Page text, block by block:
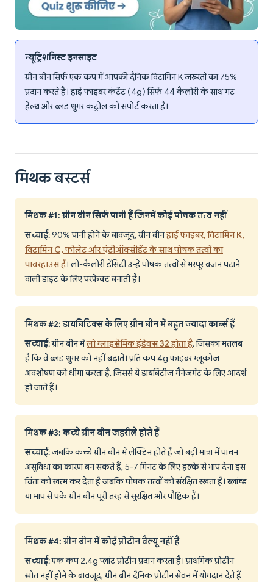
न्यूट्रिशनिस्ट इनसाइट
ग्रीन बीन सिर्फ एक कप में आपकी दैनिक विटामिन K जरूरतों का 75%
प्रदान करते हैं। हाई फाइबर कंटेंट (4g) सिर्फ 44 कैलोरी के साथ गट
हेल्थ और ब्लड शुगर कंट्रोल को सपोर्ट करता है।
मिथक बस्टर्स
मिथक #1: ग्रीन बीन सिर्फ पानी हैं जिनमें कोई पोषक तत्व नहीं
सच्चाई: 90% पानी होने के बावजूद, ग्रीन बीनहाई फाइबर, विटामिन K,
विटामिन C, फोलेट और एंटीऑक्सीडेंट के साथ पोषक तत्वों का
पावरहाउस हैं। लो-कैलोरी डेंसिटी उन्हें पोषक तत्वों से भरपूर वजन घटाने
वाली डाइट के लिए परफेक्ट बनाती है।
मिथक #2: डायबिटिक्स के लिए ग्रीन बीन में बहुत ज्यादा कार्ब्स हैं
सच्चाई: ग्रीन बीन मेंलो ग्लाइसेमिक इंडेक्स 32 होता है, जिसका मतलब
है कि वे ब्लड शुगर को नहीं बढ़ाते। प्रति कप 4g फाइबर ग्लूकोज
अवशोषण को धीमा करता है, जिससे ये डायबिटीज मैनेजमेंट के लिए आदर्श
हो जाते हैं।
मिथक #3: कच्चे ग्रीन बीन जहरीले होते हैं
सच्चाई: जबकि कच्चे ग्रीन बीन में लेक्टिन होते हैं जो बड़ी मात्रा में पाचन
असुविधा का कारण बन सकते हैं, 5-7 मिनट के लिए हल्के से भाप देना इस
चिंता को खत्म कर देता है जबकि पोषक तत्वों को संरक्षित रखता है। ब्लांच्ड
या भाप से पके ग्रीन बीन पूरी तरह से सुरक्षित और पौष्टिक हैं।
मिथक #4: ग्रीन बीन में कोई प्रोटीन वैल्यू नहीं है
सच्चाई: एक कप 2.4g प्लांट प्रोटीन प्रदान करता है। प्राथमिक प्रोटीन
स्रोत नहीं होने के बावजूद, ग्रीन बीन दैनिक प्रोटीन सेवन में योगदान देते हैं